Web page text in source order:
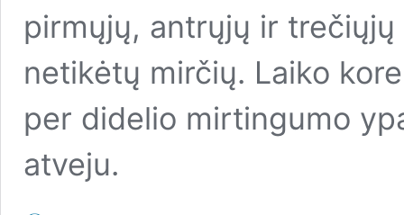
pirmųjų, antrųjų ir
netikėtų mirčių. Laiko
per didelio mirtingumo
atveju.